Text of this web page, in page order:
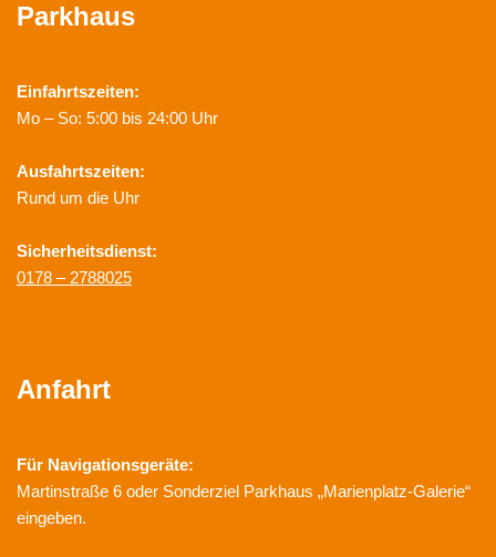
Parkhaus
Einfahrtszeiten:
Mo – So: 5:00 bis 24:00 Uhr
Ausfahrtszeiten:
Rund um die Uhr
Sicherheitsdienst:
0178 – 2788025
Anfahrt
Für Navigationsgeräte:
Martinstraße 6 oder Sonderziel Parkhaus „Marienplatz-Galerie“
eingeben.